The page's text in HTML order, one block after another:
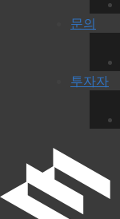
문의
투자자